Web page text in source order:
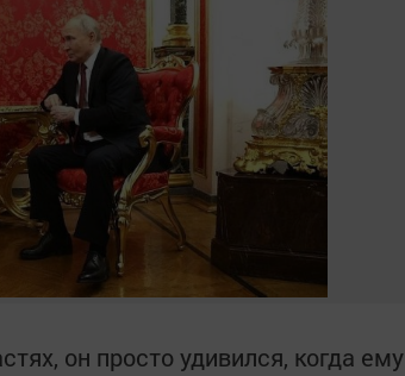
он просто удивился, когда ему